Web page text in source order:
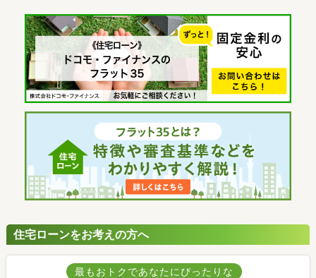
住宅ローンをお考えの方へ
最もおトクであなたにぴったりな